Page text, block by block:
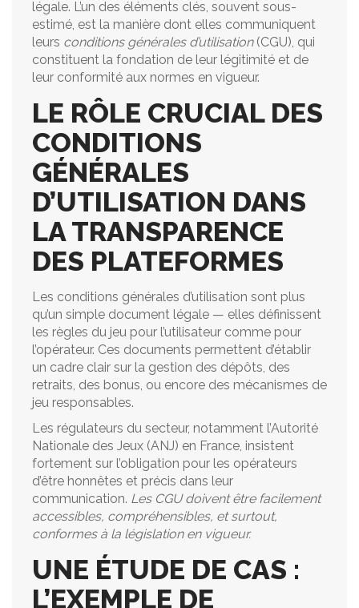
légale. L’un des éléments clés, souvent sous-
estimé, est la manière dont elles communiquent
leurs conditions générales d’utilisation(CGU), qui
constituent la fondation de leur légitimité et de
leur conformité aux normes en vigueur.
LE RÔLE CRUCIAL DES
CONDITIONS
GÉNÉRALES
D’UTILISATION DANS
LA TRANSPARENCE
DES PLATEFORMES
Les conditions générales d’utilisation sont plus
qu’un simple document légale — elles définissent
les règles du jeu pour l’utilisateur comme pour
l’opérateur. Ces documents permettent d’établir
un cadre clair sur la gestion des dépôts, des
retraits, des bonus, ou encore des mécanismes de
jeu responsables.
Les régulateurs du secteur, notamment l’Autorité
Nationale des Jeux (ANJ) en France, insistent
fortement sur l’obligation pour les opérateurs
d’être honnêtes et précis dans leur
communication. Les CGU doivent être facilement
accessibles, compréhensibles, et surtout,
conformes à la législation en vigueur.
UNE ÉTUDE DE CAS :
L’EXEMPLE DE